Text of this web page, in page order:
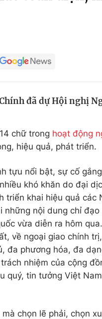
Thị
đã dự Hội nghị
chữ trong hoạt động
hiệu quả, phát triển.
tựu nổi bật, sự cố
khó khăn do đại
triển khai hiệu quả các
nội dung chỉ đạo
vừa diễn ra hôm
về ngoại giao chính
đa phương hóa, đa
nhiệm của cộng
quý, tin tưởng Việt
chọn lẽ phải, chọn